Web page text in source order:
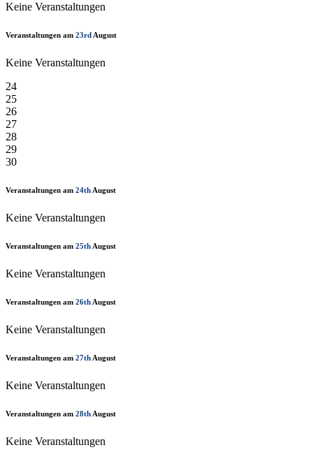
Keine Veranstaltungen
Veranstaltungen am 23rd August
Keine Veranstaltungen
24
25
26
27
28
29
30
Veranstaltungen am 24th August
Keine Veranstaltungen
Veranstaltungen am 25th August
Keine Veranstaltungen
Veranstaltungen am 26th August
Keine Veranstaltungen
Veranstaltungen am 27th August
Keine Veranstaltungen
Veranstaltungen am 28th August
Keine Veranstaltungen